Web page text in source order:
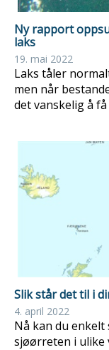
Ny rapport
laks
19. mai 2022
Laks tåler
men når
det vanskelig å
Slik står det til i
4. april 2022
Nå kan du
sjøørreten i ulike